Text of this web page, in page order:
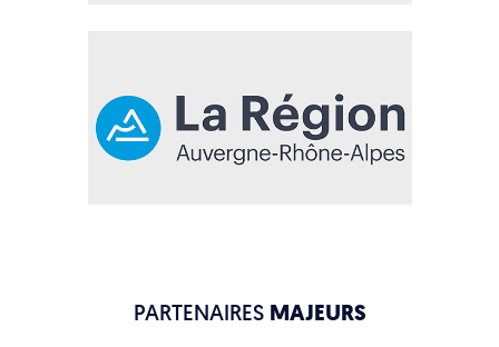
PARTENAIRES MAJEURS